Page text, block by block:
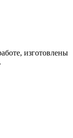
изготовлены